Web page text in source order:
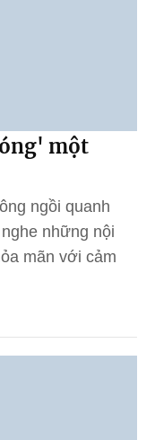
một
ngồi quanh
những nội
mãn với cảm